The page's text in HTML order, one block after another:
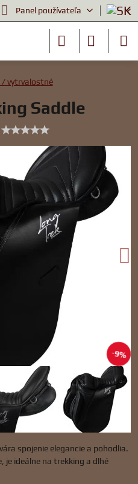
Panel používateľa
9%
/ vytrvalostné
Saddle
spojenie elegancie a pohodlia.
je ideálne na trekking a dlhé